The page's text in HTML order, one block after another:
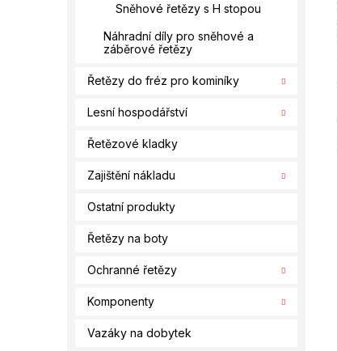
Sněhové řetězy s H stopou
Náhradní díly pro sněhové a
záběrové řetězy
Řetězy do fréz pro kominíky
Lesní hospodářství
Řetězové kladky
Zajištění nákladu
Ostatní produkty
Řetězy na boty
Ochranné řetězy
Komponenty
Vazáky na dobytek